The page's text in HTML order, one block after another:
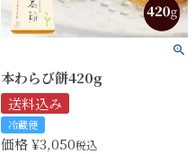
本わらび餅420g
送料込み
冷蔵便
価格¥3,050税込